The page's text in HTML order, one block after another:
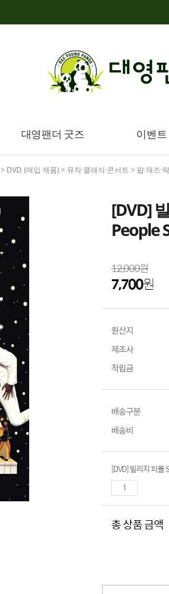
대영팬더 굿즈 이벤트
> DVD (매입 제품) > 뮤직·클래식·콘서트 > 팝·재즈·
[DVD]
People
12,000원
7,700원
원산지
제조사
적립금
배송구분
배송비
총 상품 금액